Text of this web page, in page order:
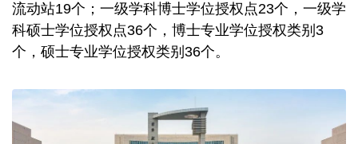
流动站19个；一级学科博士学位授权点23个，一级学
科硕士学位授权点36个，博士专业学位授权类别3
个，硕士专业学位授权类别36个。